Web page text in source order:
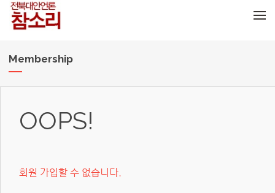
Membership
OOPS!
회원 가입할 수 없습니다.